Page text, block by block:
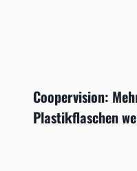
Coopervision:
Plastikflaschen